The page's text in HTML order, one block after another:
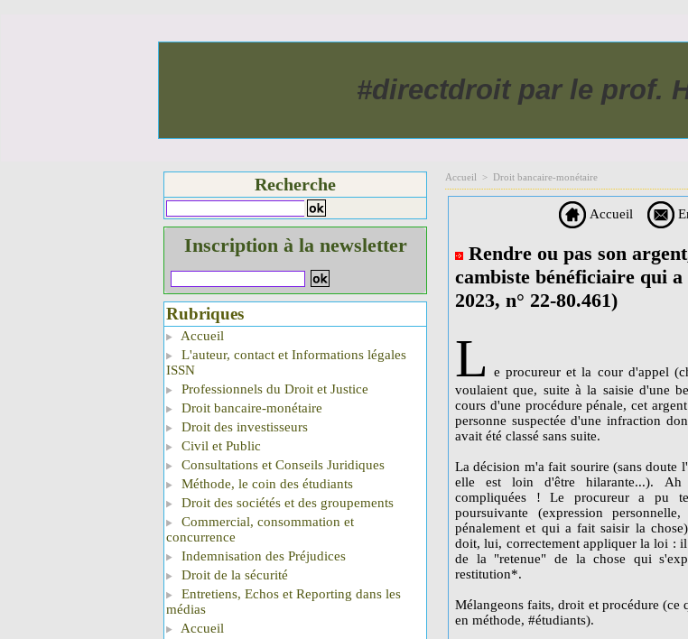
#directdroit par le prof.
Recherche
Inscription à la newsletter
Rubriques
Accueil
L'auteur, contact et Informations légales
ISSN
Professionnels du Droit et Justice
Droit bancaire-monétaire
Droit des investisseurs
Civil et Public
Consultations et Conseils Juridiques
Méthode, le coin des étudiants
Droit des sociétés et des groupements
Commercial, consommation et
concurrence
Indemnisation des Préjudices
Droit de la sécurité
Entretiens, Echos et Reporting dans les
médias
Accueil
Accueil > Droit bancaire-monétaire
Accueil
Rendre ou pas son
cambiste bénéficiaire qui
2023, n° 22-80.461)
L
e procureur et la cour d'appel
voulaient que, suite à la saisie d'une
cours d'une procédure pénale, cet
personne suspectée d'une infraction
avait été classé sans suite.
La décision m'a fait sourire (sans doute
elle est loin d'être hilarante...).
compliquées ! Le procureur a pu
poursuivante (expression
pénalement et qui a fait saisir la
doit, lui, correctement appliquer la loi :
de la "retenue" de la chose qui
restitution*.
Mélangeons faits, droit et procédure (ce
en méthode, #étudiants).